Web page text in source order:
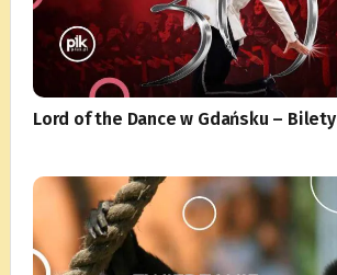
Lord of the Dance w Gdańsku – Bilety